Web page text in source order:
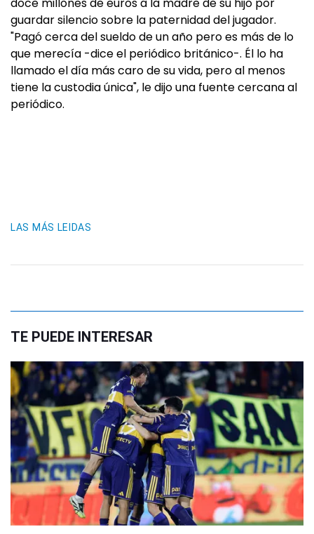
guardar silencio sobre la paternidad del jugador.
"Pagó cerca del sueldo de un año pero es más de lo
que merecía -dice el periódico británico-. Él lo ha
llamado el día más caro de su vida, pero al menos
tiene la custodia única", le dijo una fuente cercana al
periódico.
LAS MÁS LEIDAS
TE PUEDE INTERESAR